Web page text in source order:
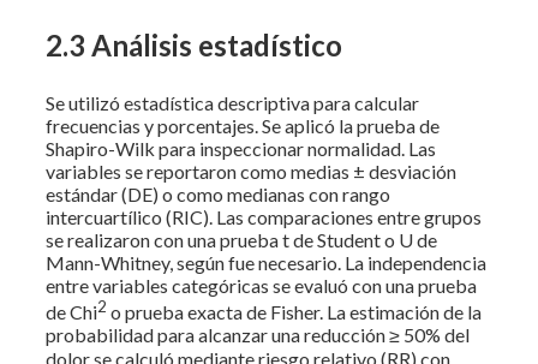
2.3 Análisis estadístico
Se utilizó estadística descriptiva para calcular
frecuencias y porcentajes. Se aplicó la prueba de
Shapiro-Wilk para inspeccionar normalidad. Las
variables se reportaron como medias ± desviación
estándar (DE) o como medianas con rango
intercuartílico (RIC). Las comparaciones entre grupos
se realizaron con una prueba t de Student o U de
Mann-Whitney, según fue necesario. La independencia
entre variables categóricas se evaluó con una prueba
de Chi2 o prueba exacta de Fisher. La estimación de la
probabilidad para alcanzar una reducción ≥ 50% del
dolor se calculó mediante riesgo relativo (RR) con